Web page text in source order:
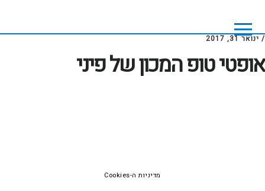
main
content
footer
/ ינואר 31, 2017
אופטי טופ המכון של פיני
מדיניות ה-Cookies